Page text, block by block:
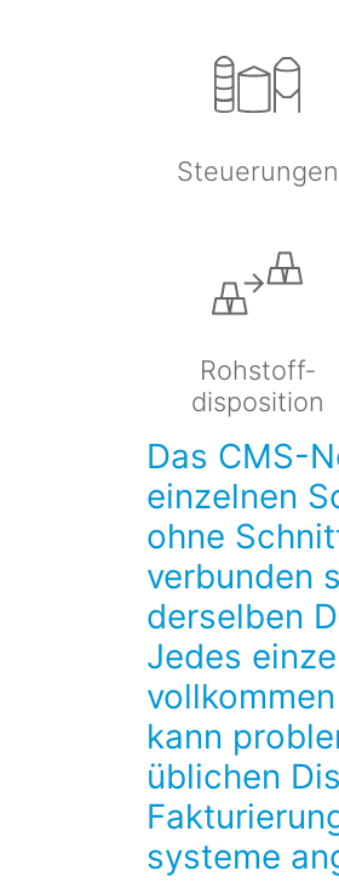
Steuerungen
Rohstoff­
disposition
Das CMS-­
einzelnen
ohne
verbunden
derselben
Jedes
kann
üblichen
systeme